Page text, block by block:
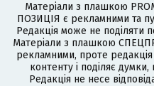
Матеріали з плашкою
ПОЗИЦІЯ є рекламними та
Редакція може не поділяти
Матеріали з плашкою
рекламними, проте редакція
контенту і поділяє
Редакція не несе